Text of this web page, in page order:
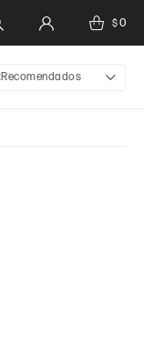
$0
Recomendados